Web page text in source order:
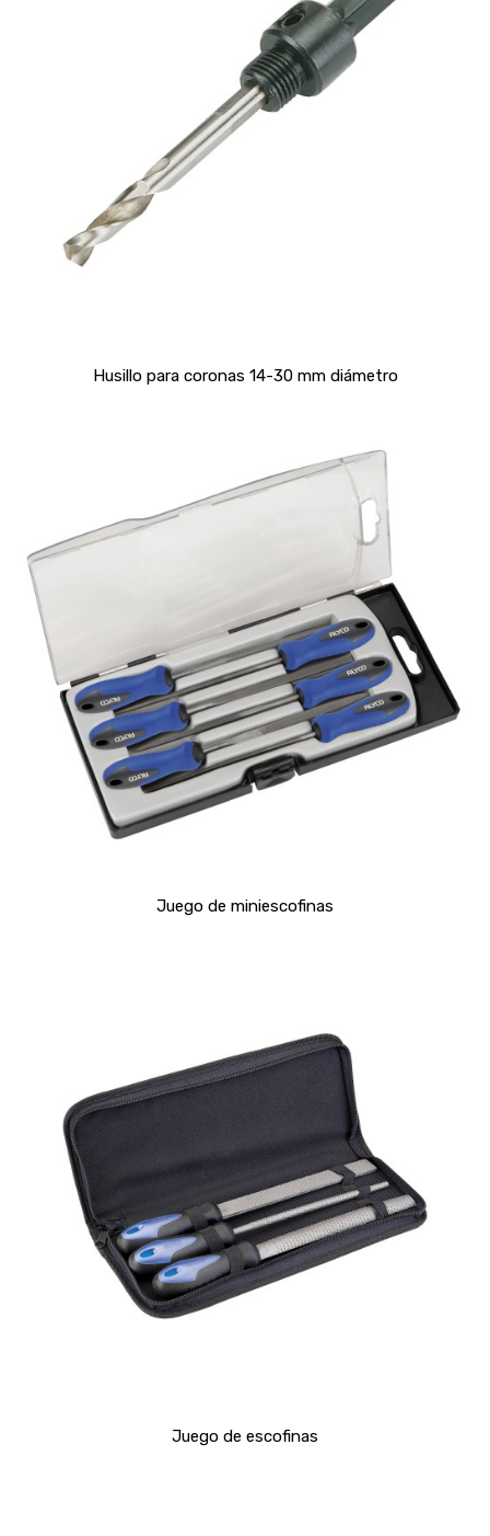
Husillo para coronas 14-30 mm diámetro
Juego de miniescofinas
Juego de escofinas